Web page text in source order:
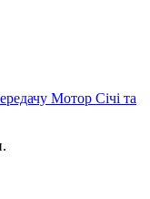
Мотор Січі та